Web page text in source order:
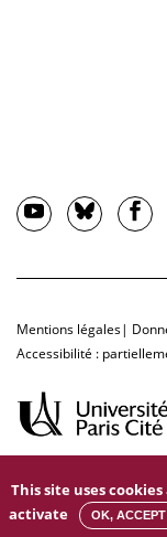
Mentions légales|
Accessibilité :
This site uses
activate
OK,